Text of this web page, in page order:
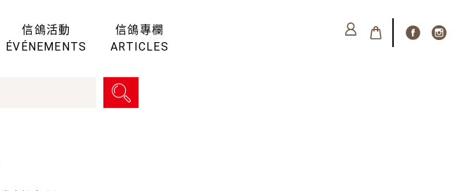
信鴿活動
ÉVÉNEMENTS
信鴿專欄
ARTICLES